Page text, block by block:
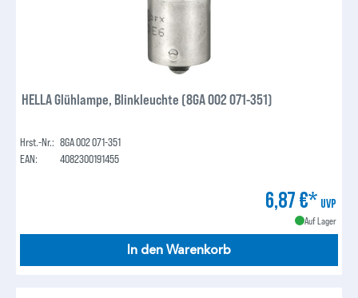
HELLA Glühlampe, Blinkleuchte (8GA 002 071-351)
Hrst.-Nr.: 8GA 002 071-351
EAN:
4082300191455
6,87 €* UVP
Auf Lager
In den Warenkorb